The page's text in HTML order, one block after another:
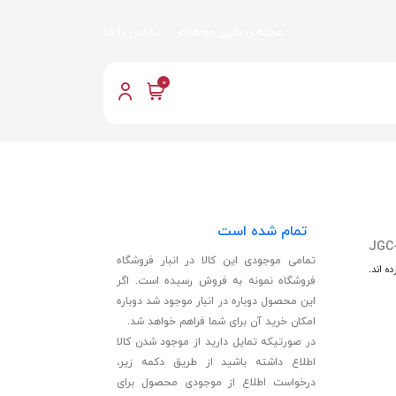
0
اند.
تمام شده است
تمامی موجودی این کالا در انبار فروشگاه
فروشگاه نمونه به فروش رسیده است. اگر
این محصول دوباره در انبار موجود شد دوباره
امکان خرید آن برای شما فراهم خواهد شد.
در صورتیکه تمایل دارید از موجود شدن کالا
اطلاع داشته باشید از طریق دکمه زیر،
درخواست اطلاع از موجودی محصول برای